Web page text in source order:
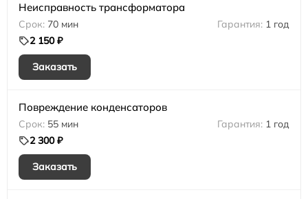
Неисправность трансформатора
70 мин
1 год
2 150 ₽
Заказать
Повреждение конденсаторов
55 мин
1 год
2 300 ₽
Заказать